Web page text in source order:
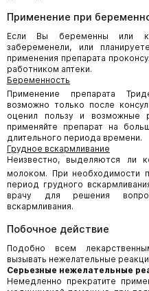
Применение при
Если Вы беременны или
забеременели, или
применения препарата
работником аптеки.
Беременность
Применение препарата
возможно только после
оценил пользу и возможные
применяйте препарат на
длительного периода времени.
Грудное вскармливание
Неизвестно, выделяются ли
молоком. При необходимости
период грудного
врачу для решения
вскармливания.
Побочное действие
Подобно всем
вызывать нежелательные
Серьезные нежелательные
Немедленно прекратите